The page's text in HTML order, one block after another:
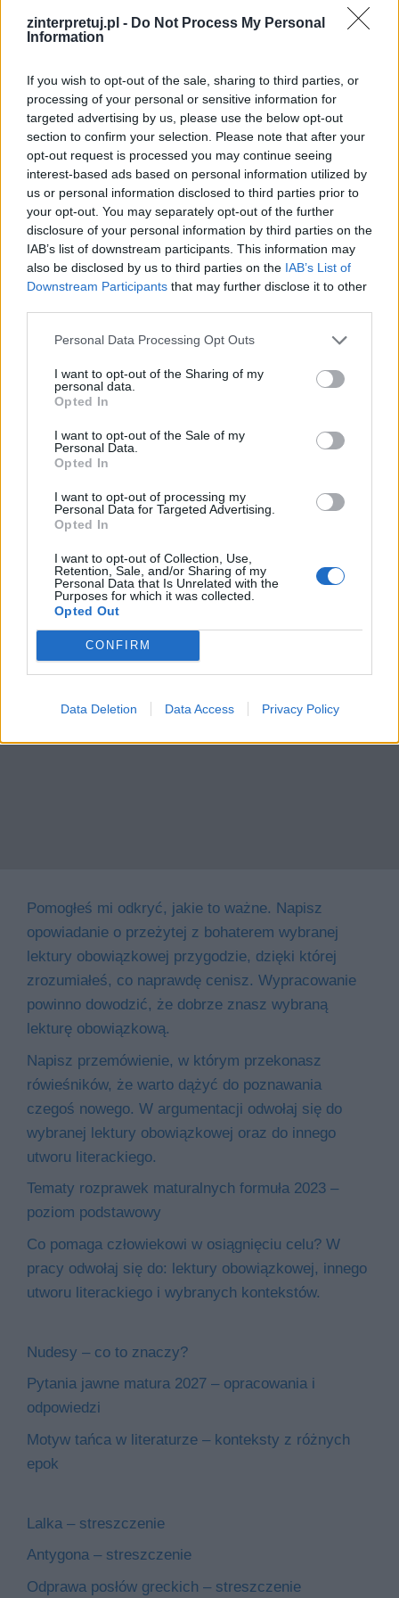
zinterpretuj.pl - Do Not Process My Personal
Information
If you wish to opt-out of the sale, sharing to third parties, or
processing of your personal or sensitive information for
targeted advertising by us, please use the below opt-out
section to confirm your selection. Please note that after your
opt-out request is processed you may continue seeing
interest-based ads based on personal information utilized by
us or personal information disclosed to third parties prior to
your opt-out. You may separately opt-out of the further
disclosure of your personal information by third parties on the
IAB’s list of downstream participants. This information may
also be disclosed by us to third parties on the IAB’s List of
Downstream Participants that may further disclose it to other
Personal Data Processing Opt Outs
I want to opt-out of the Sharing of my
personal data.
Opted In
I want to opt-out of the Sale of my
Personal Data.
Opted In
I want to opt-out of processing my
Personal Data for Targeted Advertising.
Opted In
I want to opt-out of Collection, Use,
Retention, Sale, and/or Sharing of my
Personal Data that Is Unrelated with the
Purposes for which it was collected.
Opted Out
CONFIRM
Data Deletion Data Access Privacy Policy
Nazwa
E-
mail
Witryna
internetowa
Szukaj
Szukaj
Pomogłeś mi odkryć, jakie to ważne. Napisz
opowiadanie o przeżytej z bohaterem wybranej
lektury obowiązkowej przygodzie, dzięki której
zrozumiałeś, co naprawdę cenisz. Wypracowanie
powinno dowodzić, że dobrze znasz wybraną
lekturę obowiązkową.
Napisz przemówienie, w którym przekonasz
rówieśników, że warto dążyć do poznawania
czegoś nowego. W argumentacji odwołaj się do
wybranej lektury obowiązkowej oraz do innego
utworu literackiego.
Tematy rozprawek maturalnych formuła 2023 –
poziom podstawowy
Co pomaga człowiekowi w osiągnięciu celu? W
pracy odwołaj się do: lektury obowiązkowej, innego
utworu literackiego i wybranych kontekstów.
Nudesy – co to znaczy?
Pytania jawne matura 2027 – opracowania i
odpowiedzi
Motyw tańca w literaturze – konteksty z różnych
epok
Lalka – streszczenie
Antygona – streszczenie
Odprawa posłów greckich – streszczenie